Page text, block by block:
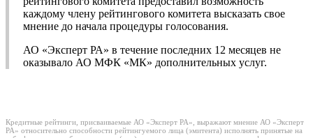
каждому члену рейтингового комитета высказать свое
мнение до начала процедуры голосования.
АО «Эксперт РА» в течение последних 12 месяцев не
оказывало АО МФК «МК» дополнительных услуг.
Кредитные рейтинги, присваиваемые АО «Эксперт РА», выражают мнение АО «Эксперт
РА» относительно способности рейтингуемого лица (эмитента) исполнять принятые на